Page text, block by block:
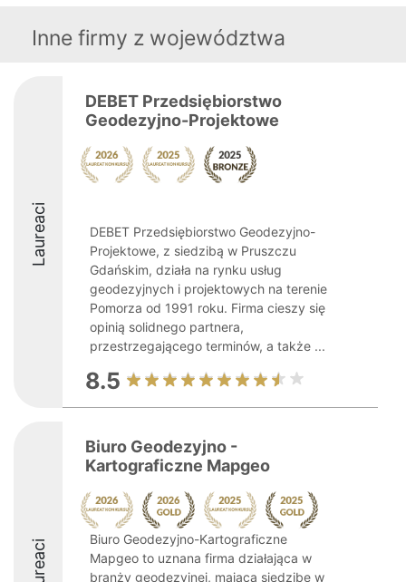
Inne firmy z województwa
Laureaci
DEBET Przedsiębiorstwo
Geodezyjno-Projektowe
DEBET Przedsiębiorstwo Geodezyjno-
Projektowe, z siedzibą w Pruszczu
Gdańskim, działa na rynku usług
geodezyjnych i projektowych na terenie
Pomorza od 1991 roku. Firma cieszy się
opinią solidnego partnera,
przestrzegającego terminów, a także ...
8.5
Biuro Geodezyjno -
Kartograficzne Mapgeo
Biuro Geodezyjno-Kartograficzne
Mapgeo to uznana firma działająca w
branży geodezyjnej, mająca siedzibę w